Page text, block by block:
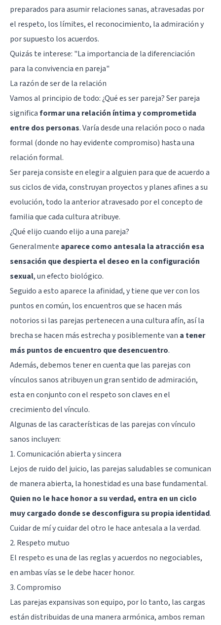
preparados para asumir relaciones sanas, atravesadas por
el respeto, los límites, el reconocimiento, la admiración y
por supuesto los acuerdos.
Quizás te interese: "La importancia de la diferenciación
para la convivencia en pareja"
La razón de ser de la relación
Vamos al principio de todo: ¿Qué es ser pareja? Ser pareja
significaformar una relación íntima y comprometida
entre dos personas. Varía desde una relación poco o nada
formal (donde no hay evidente compromiso) hasta una
relación formal.
Ser pareja consiste en elegir a alguien para que de acuerdo a
sus ciclos de vida, construyan proyectos y planes afines a su
evolución, todo la anterior atravesado por el concepto de
familia que cada cultura atribuye.
¿Qué elijo cuando elijo a una pareja?
Generalmente aparece como antesala la atracción esa
sensación que despierta el deseo en la configuración
sexual, un efecto biológico.
Seguido a esto aparece la afinidad, y tiene que ver con los
puntos en común, los encuentros que se hacen más
notorios si las parejas pertenecen a una cultura afín, así la
brecha se hacen más estrecha y posiblemente van a tener
más puntos de encuentro que desencuentro.
Además, debemos tener en cuenta que las parejas con
vínculos sanos atribuyen un gran sentido de admiración,
esta en conjunto con el respeto son claves en el
crecimiento del vínculo.
Algunas de las características de las parejas con vínculo
sanos incluyen:
1. Comunicación abierta y sincera
Lejos de ruido del juicio, las parejas saludables se comunican
de manera abierta, la honestidad es una base fundamental.
Quien no le hace honor a su verdad, entra en un ciclo
muy cargado donde se desconfigura su propia identidad.
Cuidar de mí y cuidar del otro le hace antesala a la verdad.
2. Respeto mutuo
El respeto es una de las reglas y acuerdos no negociables,
en ambas vías se le debe hacer honor.
3. Compromiso
Las parejas expansivas son equipo, por lo tanto, las cargas
están distribuidas de una manera armónica, ambos reman